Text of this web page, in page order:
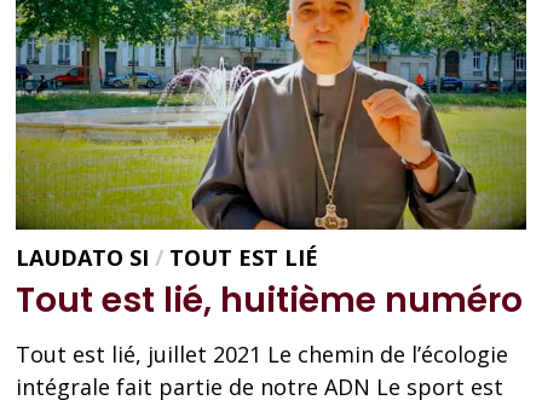
LAUDATO SI / TOUT EST LIÉ
Tout est lié, huitième numéro
Tout est lié, juillet 2021 Le chemin de l’écologie
intégrale fait partie de notre ADN Le sport est